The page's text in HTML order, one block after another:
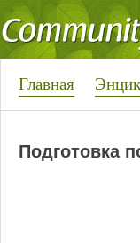
Главная
Подготовка